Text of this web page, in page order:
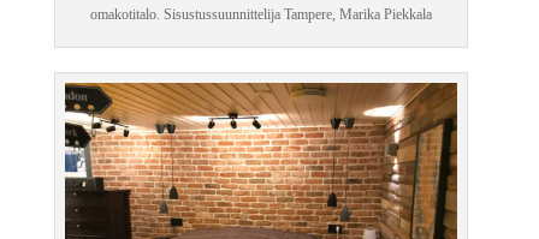
omakotitalo. Sisustussuunnittelija Tampere, Marika Piekkala